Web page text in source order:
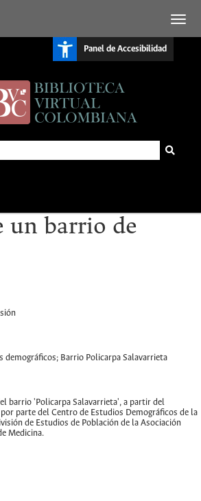
Panel de Accesibilidad
un barrio de
demográficos; Barrio Policarpa Salavarrieta
barrio 'Policarpa Salavarrieta', a partir del
parte del Centro de Estudios Demográficos de la
de Estudios de Población de la Asociación
Medicina.